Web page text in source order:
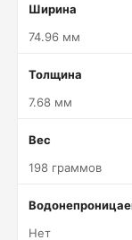
Ширина
74.96 мм
Толщина
7.68 мм
Вес
198 граммов
Нет